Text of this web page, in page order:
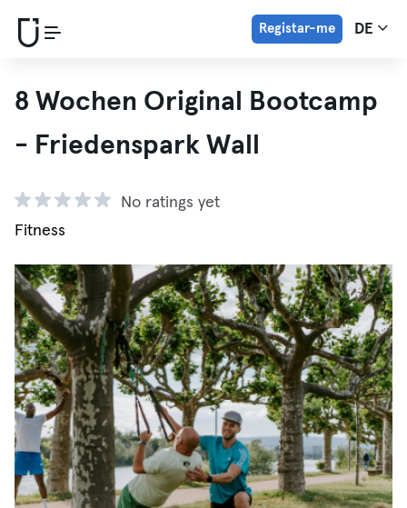
Registar-me DE
8 Wochen Original Bootcamp
- Friedenspark Wall
No ratings yet
Fitness